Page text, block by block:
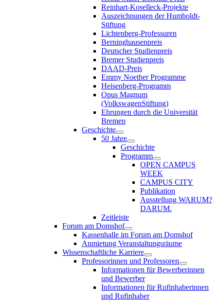
Reinhart-Koselleck-Projekte
Auszeichnungen der Humboldt-
Stiftung
Lichtenberg-Professuren
Berninghausenpreis
Deutscher Studienpreis
Bremer Studienpreis
DAAD-Preis
Emmy Noether Programme
Heisenberg-Programm
Opus Magnum
(VolkswagenStiftung)
Ehrungen durch die Universität
Bremen
Geschichte
50 Jahre
Geschichte
Programm
OPEN CAMPUS
WEEK
CAMPUS CITY
Publikation
Ausstellung WARUM?
DARUM.
Zeitleiste
Forum am Domshof
Kassenhalle im Forum am Domshof
Anmietung Veranstaltungsräume
Wissenschaftliche Karriere
Professorinnen und Professoren
Informationen für Bewerberinnen
und Bewerber
Informationen für Rufinhaberinnen
und Rufinhaber